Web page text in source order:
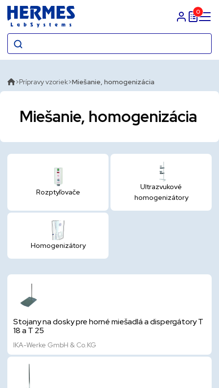
Prihlasit sa
0
Prípravy vzoriek Miešanie, homogenizácia
Miešanie, homogenizácia
Rozptyľovače
Ultrazvukové
homogenizátory
Homogenizátory
Stojany na dosky pre horné miešadlá a dispergátory T
18 a T 25
IKA-Werke GmbH & Co.KG